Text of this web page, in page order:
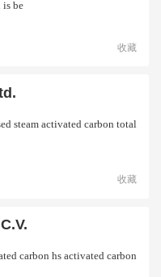
is be
收藏
steam activated carbon total
收藏
carbon hs activated carbon